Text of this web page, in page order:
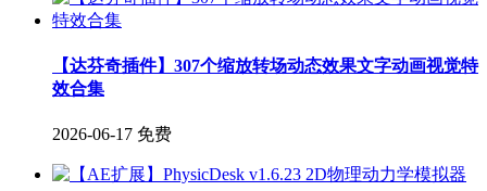
【达芬奇插件】307个缩放转场动态效果文字动画视觉特
效合集
2026-06-17 免费